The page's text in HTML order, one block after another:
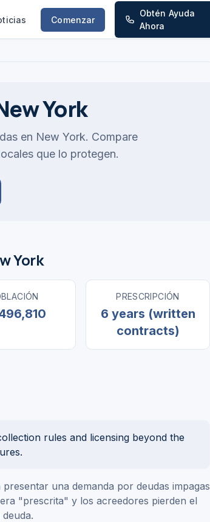
Comenzar
Obtén Ayuda
Ahora
York
en New York. Compare
que lo protegen.
York
PRESCRIPCIÓN
6 years (written
contracts)
rules and licensing beyond the
una demanda por deudas impagas
"prescrita" y los acreedores pierden el